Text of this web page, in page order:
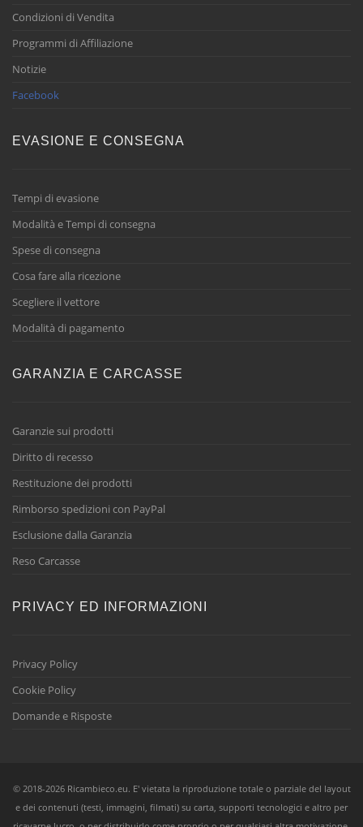
Condizioni di Vendita
Programmi di Affiliazione
Notizie
Facebook
EVASIONE E CONSEGNA
Tempi di evasione
Modalità e Tempi di consegna
Spese di consegna
Cosa fare alla ricezione
Scegliere il vettore
Modalità di pagamento
GARANZIA E CARCASSE
Garanzie sui prodotti
Diritto di recesso
Restituzione dei prodotti
Rimborso spedizioni con PayPal
Esclusione dalla Garanzia
Reso Carcasse
PRIVACY ED INFORMAZIONI
Privacy Policy
Cookie Policy
Domande e Risposte
© 2018-2026 Ricambieco.eu. E' vietata la riproduzione totale o parziale del layout
e dei contenuti (testi, immagini, filmati) su carta, supporti tecnologici e altro per